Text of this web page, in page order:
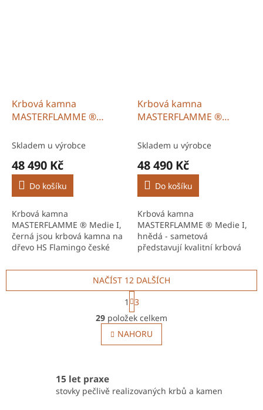
Krbová kamna
MASTERFLAMME ®
Skladem u výrobce
48 490 Kč
Do košíku
Krbová kamna
MASTERFLAMME ® Medie I,
černá jsou krbová kamna na
dřevo HS Flamingo české
konstrukcí a vysokou
účinností spalování. Díky
systému...
Krbová kamna
MASTERFLAMME ®
sametová
Skladem u výrobce
48 490 Kč
Do košíku
Krbová kamna
MASTERFLAMME ® Medie I,
hnědá - sametová
představují kvalitní krbová
Flamingo s moderním
designem a odolnou
ocelovou konstrukcí.
Efektivní...
O
v
l
á
í
NAČÍST 12 DALŠÍCH
S
t
r
á
n
k
í
1
3
29 položek celkem
NAHORU
15 let praxe
stovky pečlivě realizovaných krbů a kamen